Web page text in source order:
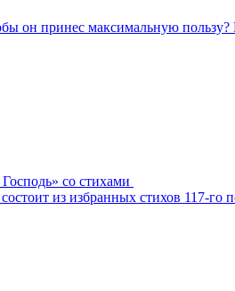
он принес максимальную
со стихами
из избранных стихов 117-го